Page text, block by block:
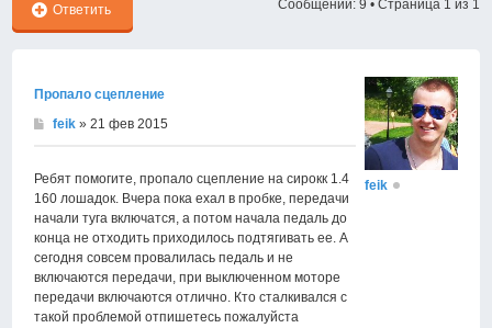
Ответить Сообщений: 9 • Страница 1 из 1
Пропало сцепление
feik » 21 фев 2015
Ребят помогите, пропало сцепление на сирокк 1.4
160 лошадок. Вчера пока ехал в пробке, передачи
начали туга включатся, а потом начала педаль до
конца не отходить приходилось подтягивать ее. А
сегодня совсем провалилась педаль и не
включаются передачи, при выключенном моторе
передачи включаются отлично. Кто сталкивался с
такой проблемой отпишетесь пожалуйста
feik